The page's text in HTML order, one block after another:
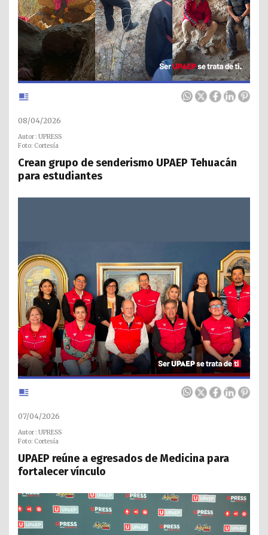
08/04/2026
Autor : UPRESS
Foto: Cortesía
Crean grupo de senderismo UPAEP Tehuacán
para estudiantes
07/04/2026
Autor : UPRESS
Foto: Cortesía
UPAEP reúne a egresados de Medicina para
fortalecer vínculo